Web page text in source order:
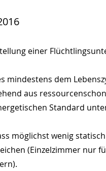
einer
mindestens dem
aus
Standard
möglichst wenig
(Einzelzimmer nur